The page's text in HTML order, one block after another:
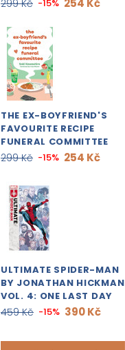
299 Kč -15% 254 Kč
THE EX-BOYFRIEND'S
FAVOURITE RECIPE
FUNERAL COMMITTEE
299 Kč -15% 254 Kč
ULTIMATE SPIDER-MAN
BY JONATHAN HICKMAN
VOL. 4: ONE LAST DAY
459 Kč -15% 390 Kč